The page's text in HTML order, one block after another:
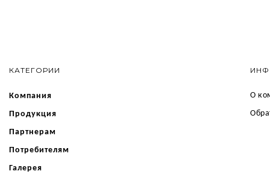
КАТЕГОРИИ
Компания
Продукция
Партнерам
Потребителям
Галерея
О